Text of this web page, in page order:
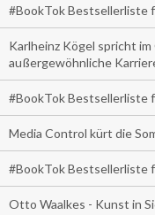
#BookTok Bestsellerliste
Karlheinz Kögel spricht
außergewöhnliche
#BookTok Bestsellerliste
Media Control kürt die
#BookTok Bestsellerliste
Otto Waalkes - Kunst in